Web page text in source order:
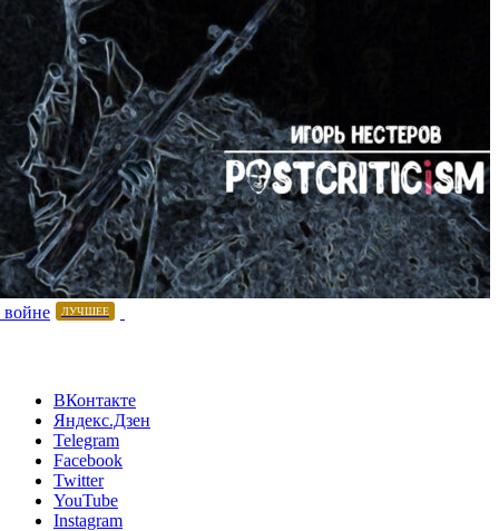
ЛУЧШЕЕ
ВКонтакте
Яндекс.Дзен
Telegram
Facebook
Twitter
YouTube
Instagram